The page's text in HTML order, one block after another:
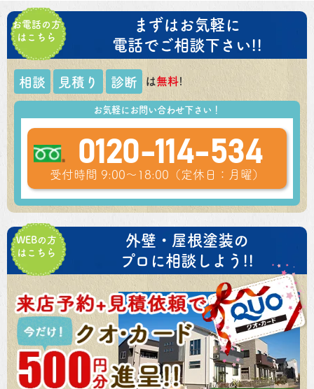
お電話の方
はこちら
まずはお気軽に
電話でご相談下さい!!
相談 見積り 診断 は無料!
お気軽にお問い合わせ下さい！
0120-114-534
受付時間 9:00～18:00（定休日：月曜）
WEBの方
はこちら
外壁・屋根塗装の
プロに相談しよう!!